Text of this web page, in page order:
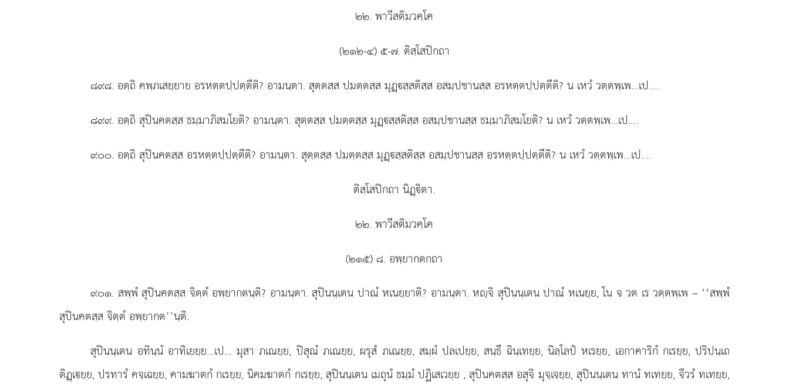
๒๒. พาวีสติมวคฺโค
(๒๑๒-๔) ๕-๗. ติสฺโสปิกถา
๘๙๘. อตฺถิ คพฺภเสยฺยาย อรหตฺตปฺปตฺตีติ? อามนฺตา. สุตฺตสฺสปมตฺตสฺส มุฏฺสฺสติสฺส อสมฺปชานสฺส อรหตฺตปฺปตฺตีติ? น เหวํ วตฺตพฺเพ…เป….
๘๙๙. อตฺถิ สุปินคตสฺส ธมฺมาภิสมโยติ? อามนฺตา. สุตฺตสฺส ปมตฺตสฺส มุฏฺสฺสติสฺส อสมฺปชานสฺส ธมฺมาภิสมโยติ? น เหวํ วตฺตพฺเพ…เป….
๙๐๐. อตฺถิ สุปินคตสฺส อรหตฺตปฺปตฺตีติ? อามนฺตา. สุตฺตสฺส ปมตฺตสฺส มุฏฺสฺสติสฺส อสมฺปชานสฺส อรหตฺตปฺปตฺตีติ? น เหวํ วตฺตพฺเพ…เป….
ติสฺโสปิกถา นิฏฺิตา.
๒๒. พาวีสติมวคฺโค
(๒๑๕) ๘. อพฺยากตกถา
๙๐๑. สพฺพํสุปินคตสฺส จิตฺตํ อพฺยากตนฺติ? อามนฺตา. สุปินนฺเตน ปาณํ หเนยฺยาติ? อามนฺตา. หฺจิ สุปินนฺเตน ปาณํ หเนยฺย, โน จ วต เร วตฺตพฺเพ – ‘‘สพฺพํ
สุปินคตสฺส จิตฺตํ อพฺยากต’’นฺติ.
สุปินนฺเตน อทินฺนํ อาทิเยยฺย…เป… มุสา ภเณยฺย, ปิสุณํ ภเณยฺย, ผรุสํ ภเณยฺย, สมฺผํ ปลเปยฺย, สนฺธึ ฉินฺเทยฺย, นิลฺโลปํ หเรยฺย, เอกาคาริกํ กเรยฺย, ปริปนฺเถ
ติฏฺเยฺย, ปรทารํ คจฺเฉยฺย, คามฆาตกํ กเรยฺย, นิคมฆาตกํ กเรยฺย, สุปินนฺเตน เมถุนํ ธมฺมํ ปฏิเสเวยฺย , สุปินคตสฺส อสุจิ มุจฺเจยฺย, สุปินนฺเตน ทานํ ทเทยฺย, จีวรํ ทเทยฺย,